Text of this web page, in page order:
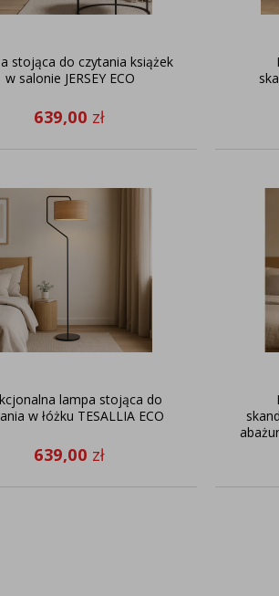
stojąca do czytania książek
w salonie JERSEY ECO
639,00 zł
lampa stojąca do
w łóżku TESALLIA ECO
639,00 zł